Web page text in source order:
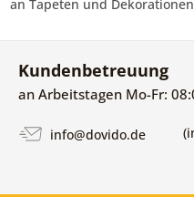
an Tapeten und Dekorationen
Kundenbetreuung
an Arbeitstagen Mo-Fr:
info@dovido.de